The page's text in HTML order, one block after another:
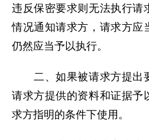
违反保密要求则无法执行请
情况通知请求方，请求方应
仍然应当予以执行。
二、如果被请求方提出
请求方提供的资料和证据予
求方指明的条件下使用。